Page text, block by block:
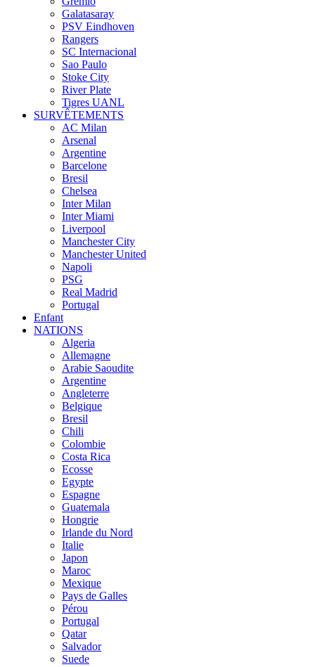
Galatasaray
PSV Eindhoven
Rangers
SC Internacional
Sao Paulo
Stoke City
River Plate
Tigres UANL
SURVÊTEMENTS
AC Milan
Arsenal
Argentine
Barcelone
Bresil
Chelsea
Inter Milan
Inter Miami
Liverpool
Manchester City
Manchester United
Napoli
PSG
Real Madrid
Portugal
Enfant
NATIONS
Algeria
Allemagne
Arabie Saoudite
Argentine
Angleterre
Belgique
Bresil
Chili
Colombie
Costa Rica
Ecosse
Egypte
Espagne
Guatemala
Hongrie
Irlande du Nord
Italie
Japon
Maroc
Mexique
Pays de Galles
Pérou
Portugal
Qatar
Salvador
Suede